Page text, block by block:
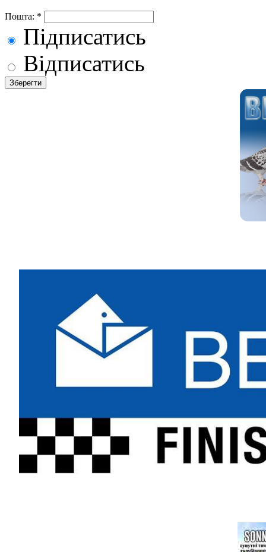
Пошта: *
Підписатись
Відписатись